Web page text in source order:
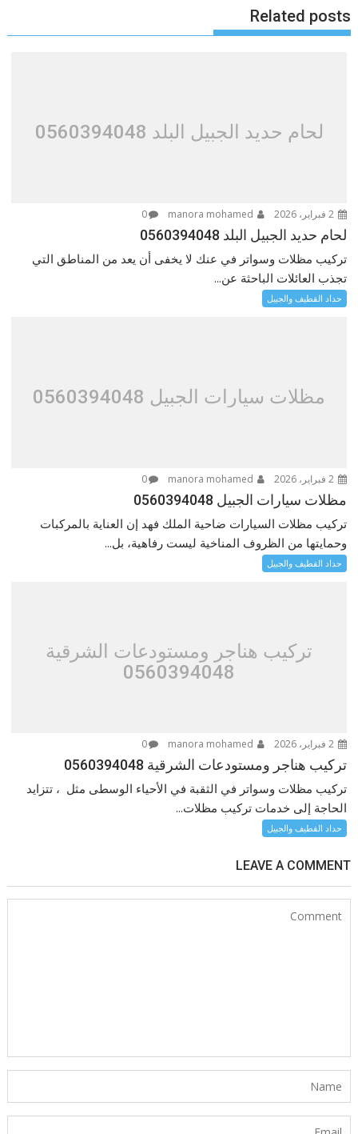
Related posts
لحام حديد الجبيل البلد 0560394048
2 فبراير، 2026 0
لحام حديد الجبيل البلد 0560394048
تركيب مظلات وسواتر في عنك لا يخفى أن يعد من المناطق التي
تجذب العائلات الباحثة عن...
حداد القطيف والجبيل
مظلات سيارات الجبيل 0560394048
2 فبراير، 2026 0
مظلات سيارات الجبيل 0560394048
تركيب مظلات السيارات ضاحية الملك فهد إن العناية بالمركبات
وحمايتها من الظروف المناخية ليست رفاهية، بل...
حداد القطيف والجبيل
تركيب هناجر ومستودعات الشرقية
0560394048
2 فبراير، 2026 0
تركيب هناجر ومستودعات الشرقية 0560394048
تركيب مظلات وسواتر في الثقبة في الأحياء الوسطى مثل ، تتزايد
الحاجة إلى خدمات تركيب مظلات...
حداد القطيف والجبيل
LEAVE A COMMENT